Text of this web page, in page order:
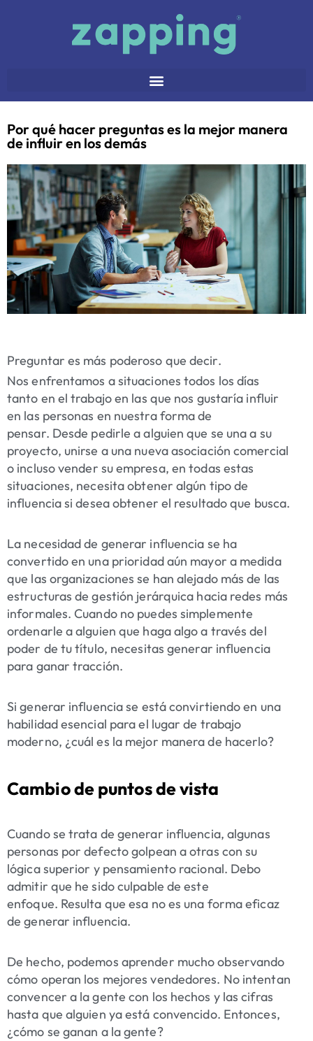
Por qué hacer preguntas es la mejor manera
de influir en los demás
Preguntar es más poderoso que decir.
Nos enfrentamos a situaciones todos los días
tanto en el trabajo en las que nos gustaría influir
en las personas en nuestra forma de
pensar. Desde pedirle a alguien que se una a su
proyecto, unirse a una nueva asociación comercial
o inclusovender su empresa, en todas estas
situaciones, necesita obtener algún tipo de
influencia si desea obtener el resultado que busca.
La necesidad de generar influencia se ha
convertido en una prioridad aún mayor a medida
que las organizaciones se han alejado más de las
estructuras de gestión jerárquica hacia redes más
informales. Cuando no puedes simplemente
ordenarle a alguien que haga algo a través del
poder de tu título, necesitas generar influencia
para ganar tracción.
Si generar influencia se está convirtiendo en una
habilidad esencial para el lugar de trabajo
moderno, ¿cuál es la mejor manera de hacerlo?
Cambio de puntos de vista
Cuando se trata de generar influencia, algunas
personas por defecto golpean a otras con su
lógica superior y pensamiento racional. Debo
admitir que he sido culpable de este
enfoque. Resulta que esa no es una forma eficaz
de generar influencia.
De hecho, podemos aprender mucho observando
cómo operan los mejores vendedores. No intentan
convencer a la gente con los hechos y las cifras
hasta que alguien ya está convencido. Entonces,
¿cómo se ganan a la gente?